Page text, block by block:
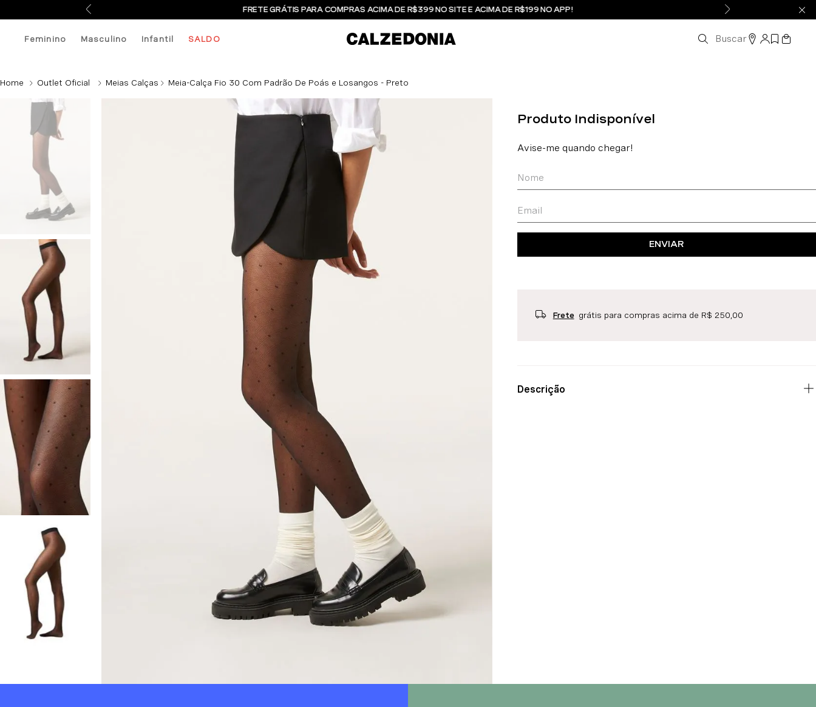
FRETE GRÁTIS PARA COMPRAS ACIMA DE R$399 NO SITE E ACIMA DE R$199 NO APP!
Feminino Masculino Infantil SALDO Buscar
Outlet Oficial Meias Calças Meia-Calça Fio 30 Com Padrão De Poás e Losangos - Preto
ENVIAR
Frete grátis para compras acima de R$ 250,00
Descrição